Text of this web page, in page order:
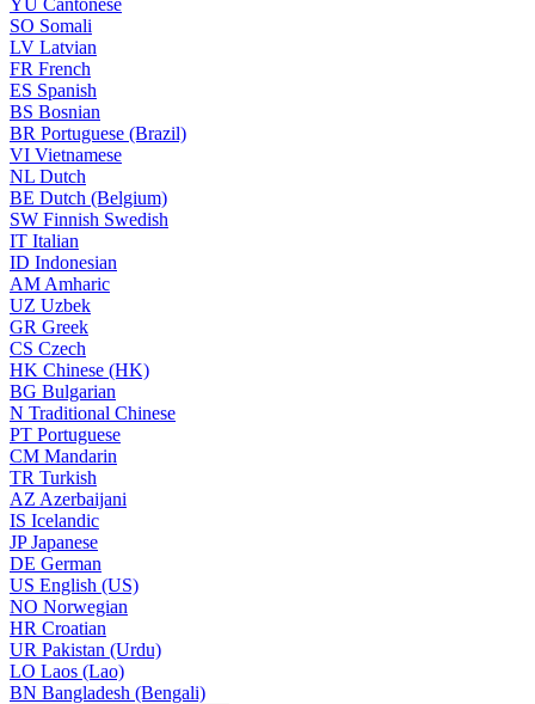
YU Cantonese
SO Somali
LV Latvian
FR French
ES Spanish
BS Bosnian
BR Portuguese (Brazil)
VI Vietnamese
NL Dutch
BE Dutch (Belgium)
SW Finnish Swedish
IT Italian
ID Indonesian
AM Amharic
UZ Uzbek
GR Greek
CS Czech
HK Chinese (HK)
BG Bulgarian
N Traditional Chinese
PT Portuguese
CM Mandarin
TR Turkish
AZ Azerbaijani
IS Icelandic
JPJapanese
DE German
US English (US)
NO Norwegian
HR Croatian
UR Pakistan (Urdu)
LO Laos (Lao)
BN Bangladesh (Bengali)